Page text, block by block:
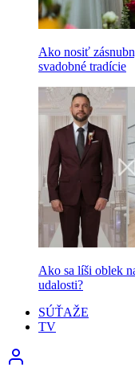
Ako nosiť
svadobné tradície
Ako sa líši oblek
udalosti?
SÚŤAŽE
TV